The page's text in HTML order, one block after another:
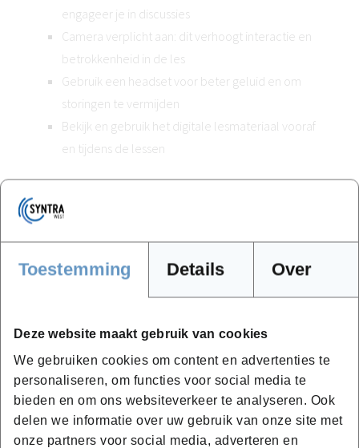
Toestemming Details Over
Deze website maakt gebruik van cookies
We gebruiken cookies om content en advertenties te
personaliseren, om functies voor social media te
bieden en om ons websiteverkeer te analyseren. Ook
delen we informatie over uw gebruik van onze site met
onze partners voor social media, adverteren en
engageer je in discussies
Camera verplicht aan: dit verhoogt interactie en
betrokkenheid in de les
Gebruik een headset voor beter geluid en om
storingen te vermijden
Bekijk en gebruik het digitale lesmateriaal vooraf
en tijdens de lessen
Hoe ziet het programma van deze
Inhoud van de lessen
ontwikkelingen
Subsidiekader
Subsidielandschap voor overheid en non-profit
Subsidies in opmaak: ontwikkeling, aanvraag en
schrijfproces